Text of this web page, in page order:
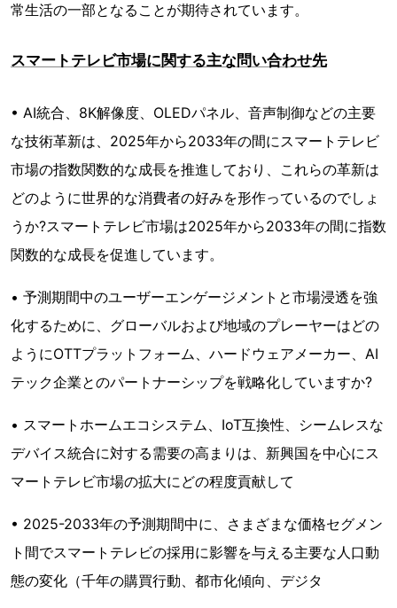
常生活の一部となることが期待されています。
スマートテレビ市場に関する主な問い合わせ先
• AI統合、8K解像度、OLEDパネル、音声制御などの主要
な技術革新は、2025年から2033年の間にスマートテレビ
市場の指数関数的な成長を推進しており、これらの革新は
どのように世界的な消費者の好みを形作っているのでしょ
うか?スマートテレビ市場は2025年から2033年の間に指数
関数的な成長を促進しています。
• 予測期間中のユーザーエンゲージメントと市場浸透を強
化するために、グローバルおよび地域のプレーヤーはどの
ようにOTTプラットフォーム、ハードウェアメーカー、AI
テック企業とのパートナーシップを戦略化していますか?
• スマートホームエコシステム、IoT互換性、シームレスな
デバイス統合に対する需要の高まりは、新興国を中心にス
マートテレビ市場の拡大にどの程度貢献して
• 2025-2033年の予測期間中に、さまざまな価格セグメン
ト間でスマートテレビの採用に影響を与える主要な人口動
態の変化（千年の購買行動、都市化傾向、デジタ